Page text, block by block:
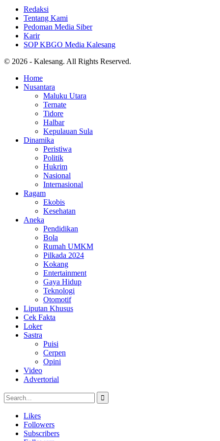
Redaksi
Tentang Kami
Pedoman Media Siber
Karir
SOP KBGO Media Kalesang
© 2026 - Kalesang. All Rights Reserved.
Home
Nusantara
Maluku Utara
Ternate
Tidore
Halbar
Kepulauan Sula
Dinamika
Peristiwa
Politik
Hukrim
Nasional
Internasional
Ragam
Ekobis
Kesehatan
Aneka
Pendidikan
Bola
Rumah UMKM
Pilkada 2024
Kokang
Entertainment
Gaya Hidup
Teknologi
Otomotif
Liputan Khusus
Cek Fakta
Loker
Sastra
Puisi
Cerpen
Opini
Video
Advertorial
Likes
Followers
Subscribers